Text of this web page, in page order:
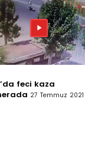
feci kaza
27 Temmuz 2021